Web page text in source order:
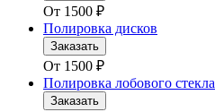
От 1500 ₽
Полировка дисков
Заказать
От 1500 ₽
Полировка лобового стекла
Заказать